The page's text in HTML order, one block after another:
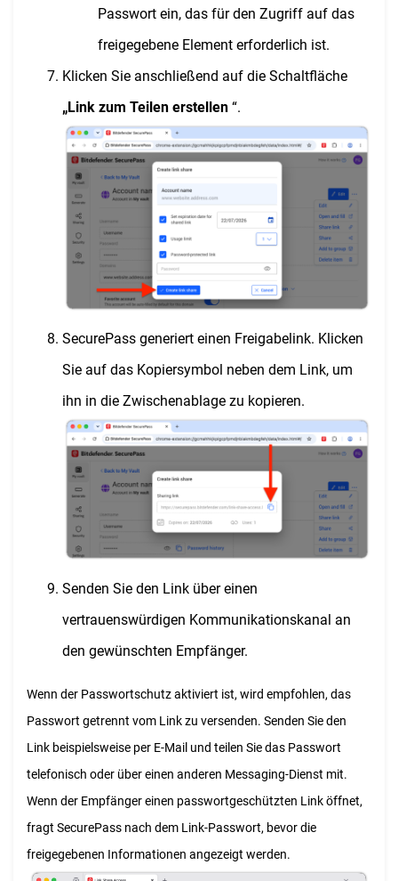
Passwort ein, das für den Zugriff auf das
freigegebene Element erforderlich ist.
Klicken Sie anschließend auf die Schaltfläche
„Link zum Teilen erstellen “.
SecurePass generiert einen Freigabelink. Klicken
Sie auf das Kopiersymbol neben dem Link, um
ihn in die Zwischenablage zu kopieren.
Senden Sie den Link über einen
vertrauenswürdigen Kommunikationskanal an
den gewünschten Empfänger.
Wenn der Passwortschutz aktiviert ist, wird empfohlen, das
Passwort getrennt vom Link zu versenden. Senden Sie den
Link beispielsweise per E-Mail und teilen Sie das Passwort
telefonisch oder über einen anderen Messaging-Dienst mit.
Wenn der Empfänger einen passwortgeschützten Link öffnet,
fragt SecurePass nach dem Link-Passwort, bevor die
freigegebenen Informationen angezeigt werden.